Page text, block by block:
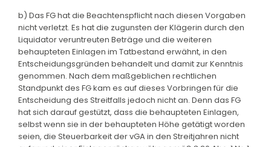
b) Das FG hat die Beachtenspflicht nach diesen Vorgaben
nicht verletzt. Es hat die zugunsten der Klägerin durch den
Liquidator veruntreuten Beträge und die weiteren
behaupteten Einlagen im Tatbestand erwähnt, in den
Entscheidungsgründen behandelt und damit zur Kenntnis
genommen. Nach dem maßgeblichen rechtlichen
Standpunkt des FG kam es auf dieses Vorbringen für die
Entscheidung des Streitfalls jedoch nicht an. Denn das FG
hat sich darauf gestützt, dass die behaupteten Einlagen,
selbst wenn sie in der behaupteten Höhe getätigt worden
seien, die Steuerbarkeit der vGA in den Streitjahren nicht